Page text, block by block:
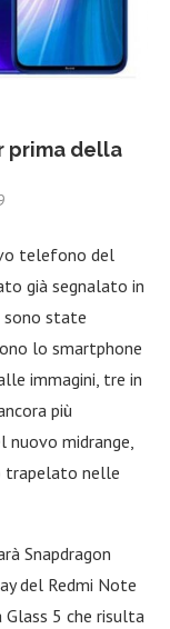
prima della
telefono del
già segnalato in
sono state
lo smartphone
immagini, tre in
più
nuovo midrange,
trapelato nelle
Snapdragon
del Redmi Note
5 che risulta